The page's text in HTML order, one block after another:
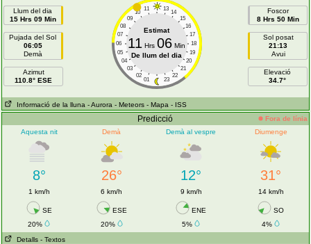
Llum del dia
15 Hrs 09 Min
Pujada del Sol
06:05
Demà
Azimut
110.8° ESE
11 13
10
14
09
15
08
16
07
17
06
18
05
19
04
20
03
21
02
22
01 23
Estimat
11 Hrs06 Min
De llum del dia
Foscor
8 Hrs 50 Min
Sol posat
21:13
Avui
Elevació
34.7°
Informació de la lluna - Aurora - Meteors - Mapa - ISS
Predicció
Fora de línia
Aquesta nit
Demà Demà al vespre Diumenge
8° 26° 12° 31°
1 km/h 6 km/h 9 km/h 14 km/h
SE ESE ENE
SO
20%
20% 5%
4%
Detalls - Textos